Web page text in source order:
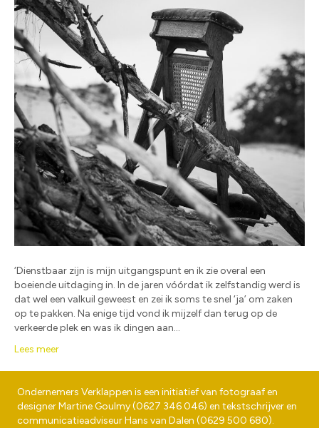
‘Dienstbaar zijn is mijn uitgangspunt en ik zie overal een
boeiende uitdaging in. In de jaren vóórdat ik zelfstandig werd is
dat wel een valkuil geweest en zei ik soms te snel ‘ja’ om zaken
op te pakken. Na enige tijd vond ik mijzelf dan terug op de
verkeerde plek en was ik dingen aan…
Lees meer
Ondernemers Verklappen is een initiatief van fotograaf en
designerMartine Goulmy(0627 346 046) en tekstschrijver en
communicatieadviseurHans van Dalen (0629 500 680).